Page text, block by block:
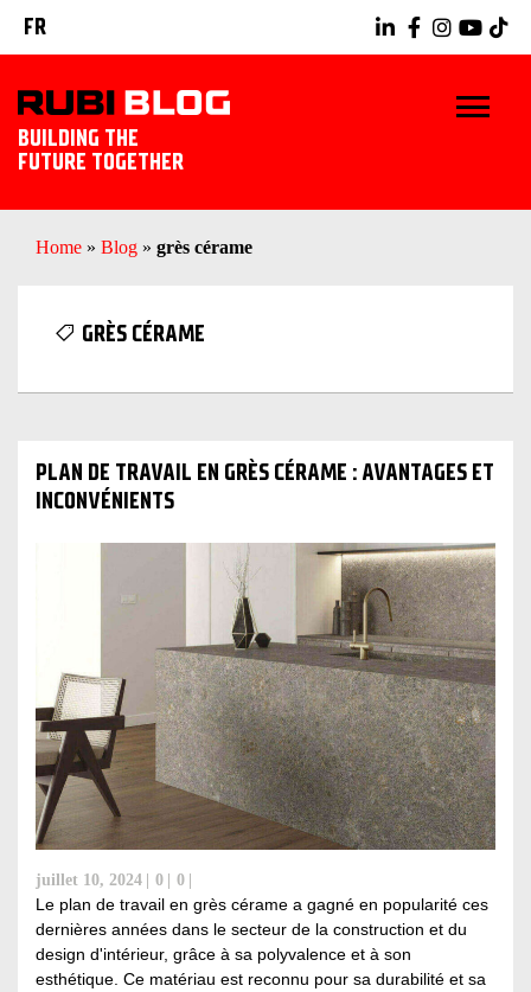
FR
BUILDING THE
FUTURE TOGETHER
BLOG
DÉCOUVREZ RUBI
Home » Blog » grès cérame
GRÈS CÉRAME
PLAN DE TRAVAIL EN GRÈS CÉRAME : AVANTAGES ET
INCONVÉNIENTS
juillet 10, 2024 0 0
Le plan de travail en grès cérame a gagné en popularité ces
dernières années dans le secteur de la construction et du
design d'intérieur, grâce à sa polyvalence et à son
esthétique. Ce matériau est reconnu pour sa durabilité et sa